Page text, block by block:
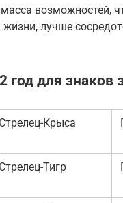
возможностей,
жизни, лучше
год для знаков
Крыса
Тигр